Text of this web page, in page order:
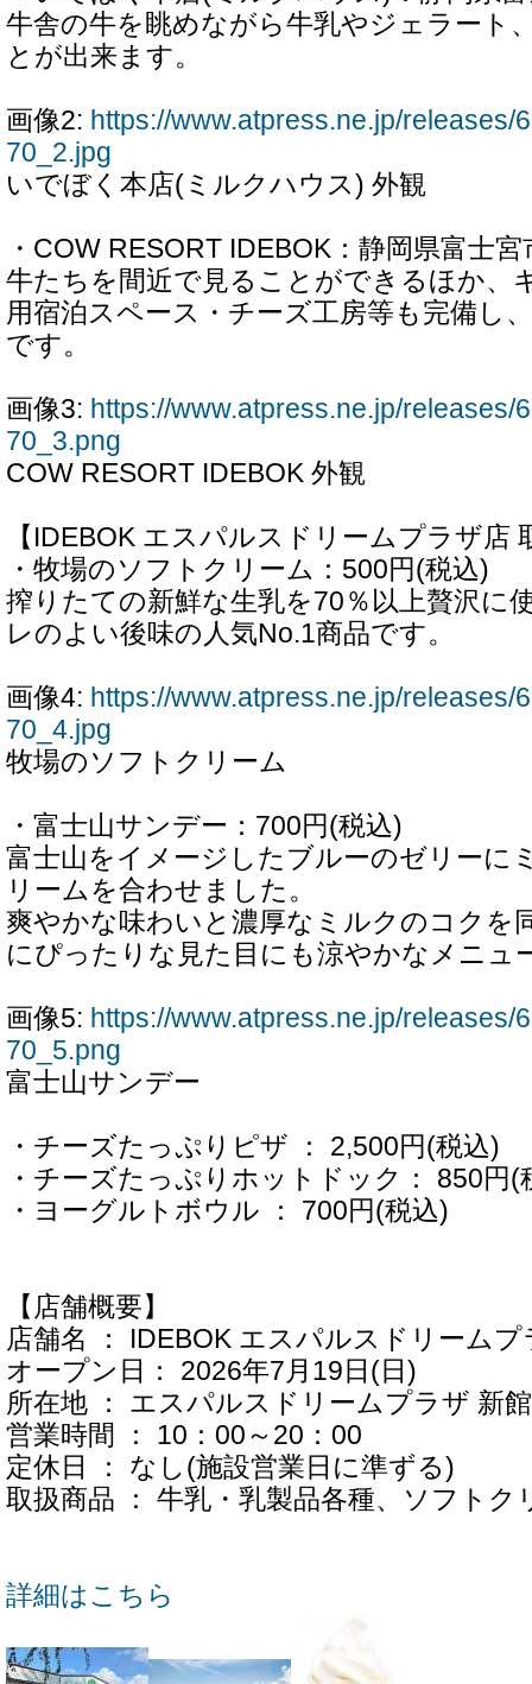
牛舎の牛を眺めながら牛乳やジェラート
とが出来ます。
画像2: https://www.atpress.ne.jp/releases/
70_2.jpg
いでぼく本店(ミルクハウス) 外観
・COW RESORT IDEBOK：静岡県富士
牛たちを間近で見ることができるほか、
用宿泊スペース・チーズ工房等も完備し
です。
画像3: https://www.atpress.ne.jp/releases/
70_3.png
COW RESORT IDEBOK 外観
【IDEBOK エスパルスドリームプラザ店
・牧場のソフトクリーム：500円(税込)
搾りたての新鮮な生乳を70％以上贅沢に
レのよい後味の人気No.1商品です。
画像4: https://www.atpress.ne.jp/releases/
70_4.jpg
牧場のソフトクリーム
・富士山サンデー：700円(税込)
富士山をイメージしたブルーのゼリーに
リームを合わせました。
爽やかな味わいと濃厚なミルクのコクを
にぴったりな見た目にも涼やかなメニュ
画像5: https://www.atpress.ne.jp/releases/
70_5.png
富士山サンデー
・チーズたっぷりピザ ： 2,500円(税込)
・チーズたっぷりホットドック： 850円(
・ヨーグルトボウル ： 700円(税込)
【店舗概要】
店舗名 ： IDEBOK エスパルスドリームプ
オープン日： 2026年7月19日(日)
所在地 ： エスパルスドリームプラザ 新
営業時間 ： 10：00～20：00
定休日 ： なし(施設営業日に準ずる)
取扱商品 ： 牛乳・乳製品各種、ソフトク
詳細はこちら